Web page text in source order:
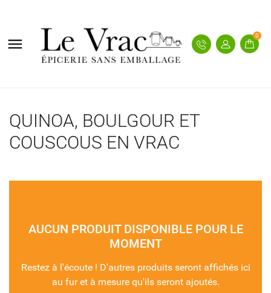
 0
QUINOA, BOULGOUR ET
COUSCOUS EN VRAC
AUCUN PRODUIT DISPONIBLE POUR LE
MOMENT
Restez à l'écoute ! D'autres produits seront affichés ici
au fur et à mesure qu'ils seront ajoutés.